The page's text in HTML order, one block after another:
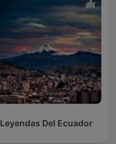
Leyendas Del Ecuador